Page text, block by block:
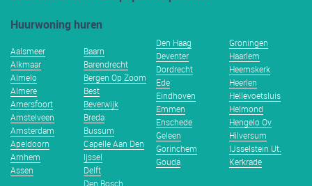
Huurwoning huren
Aalsmeer
Alkmaar
Almelo
Almere
Amersfoort
Amstelveen
Amsterdam
Apeldoorn
Arnhem
Assen
Baarn
Barendrecht
Bergen Op Zoom
Best
Beverwijk
Breda
Bussum
Capelle Aan Den
Ijssel
Delft
Den Bosch
Den Haag
Deventer
Dordrecht
Ede
Eindhoven
Emmen
Enschede
Geleen
Gorinchem
Gouda
Groningen
Haarlem
Heemskerk
Heerlen
Hellevoetsluis
Helmond
Hengelo Ov
Hilversum
IJsselstein Ut.
Kerkrade